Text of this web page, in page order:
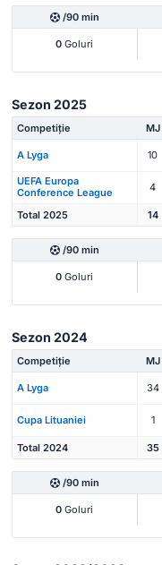
/90 min
0 Goluri
Sezon 2025
Competiție MJ
A Lyga 10
UEFA Europa
Conference League
4
Total 2025 14
/90 min
0 Goluri
Sezon 2024
Competiție MJ
A Lyga 34
Cupa Lituaniei 1
Total 2024 35
/90 min
0 Goluri